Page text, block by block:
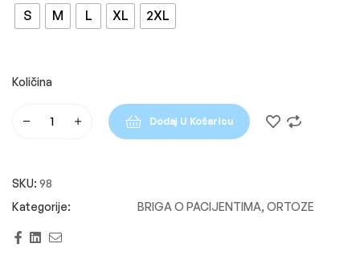
S M L XL 2XL
Dodaj U Košaricu
SKU: 98
BRIGA O PACIJENTIMA, ORTOZE
Facebook
Linkedin